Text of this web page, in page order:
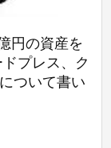
円の資産を
プレス、ク
ついて書い